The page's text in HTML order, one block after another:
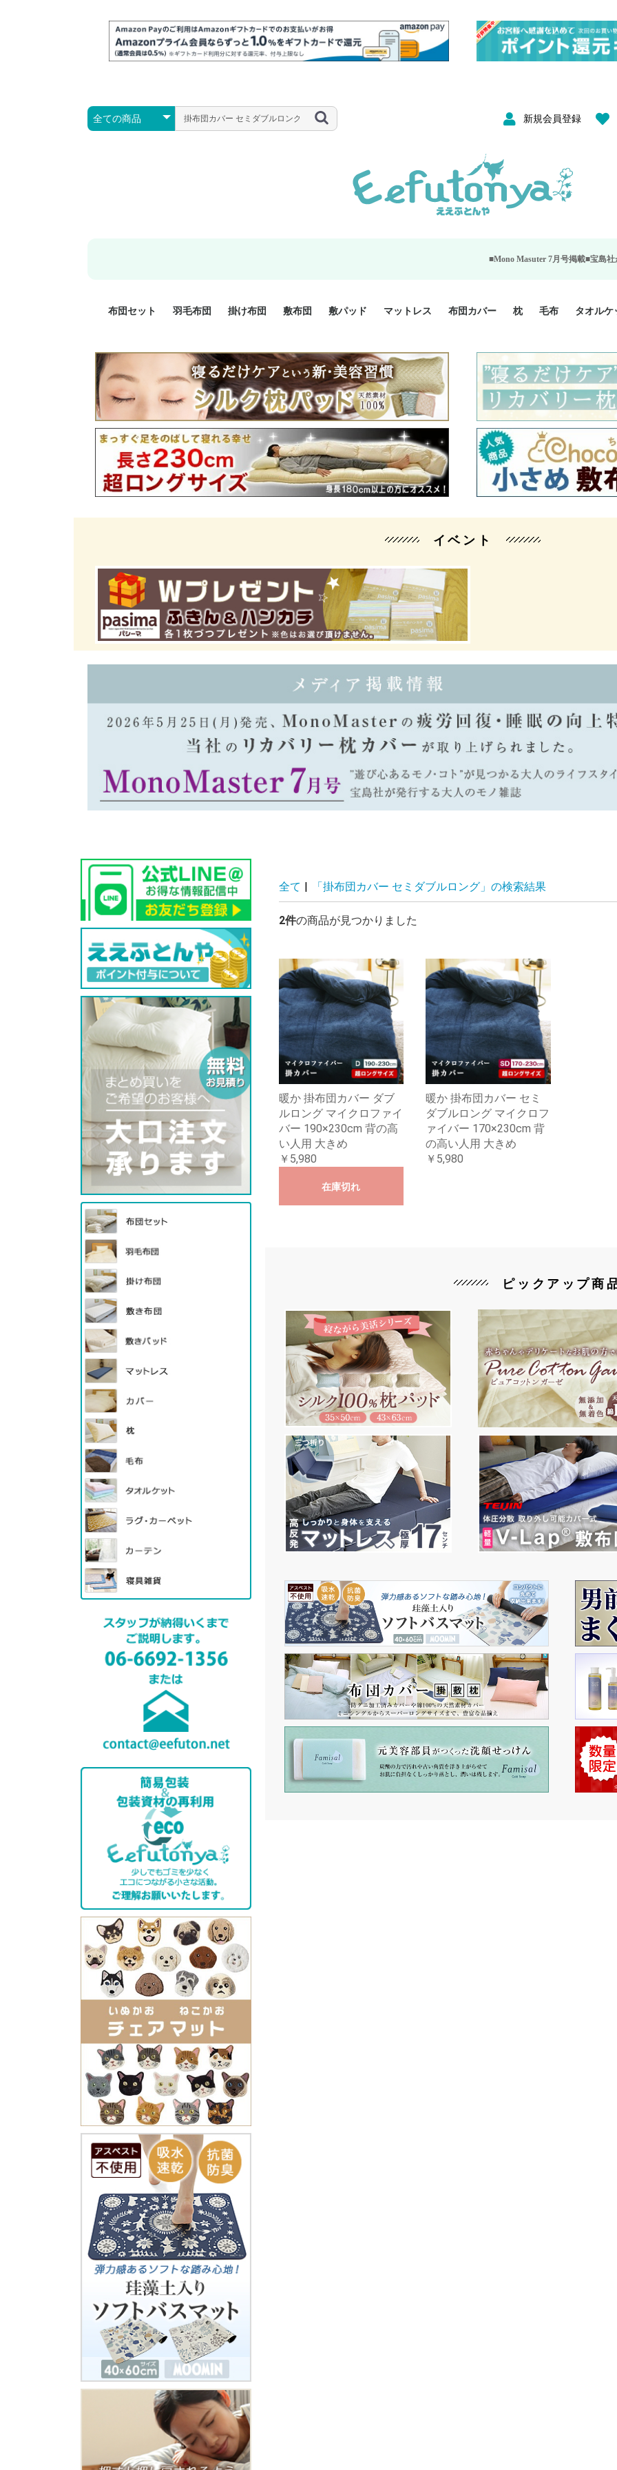
新規会員登録
■Mono Masuter 7月号掲載■宝島社が発行する大人
布団セット
羽毛布団セット 2点セット
3点セット
4点セット
5点セット
6点セット
エクセルゴールド
ロイヤルゴールド
マザーダックダウン
小さい布団セット
大きい布団セット
掛け布団セット 2点セット
3点セット
4点セット
6点セット
敷布団セット 2点セット
3点セット
羽毛布団
プレミアムゴールド
ロイヤルゴールド
エクセルゴールド
ニューゴールド
マザーダックダウン
マザーグースダウン
スーパーロングサイズ
洗える羽毛布団
肌掛け布団
掛け布団
防ダニ掛け布団
洗える掛け布団
小さい掛け布団
大きい掛け布団
肌掛け布団
敷布団
防ダニ敷布団
小さい敷布団 70cm幅 ミニシングル
75cm幅 ショートセミシ
ングル
80cm幅 セミシングル
大きい敷布団
機能性敷布団
敷パッド
シングルサイズ敷パッド
小さい敷パッド
大きい敷パッド
シルク敷パッド
枕パッド
シルク枕パッド
除湿シート
接触冷感パッド
暖かパッド
ガーゼケット
オーガニックコットン
ベッドパッド
パッドセット
マットレス 布団カバー
掛け布団カバー ジュ
シン
シン
カバー
セミ
ー
ダブ
ダブ
バー
クィ
暖か
敷布団カバー ジュ
セミ
ー
シン
シン
バー
ダブ
枕カバー シル
BOXシーツ シン
シン
ツ
セミ
ダブ
スー
ツ
防ダニカバー
クッションカバー
オーガニックコットン
カバーセット カバ
カバ
枕
小さめ 35×50cm
やや小さめ 35×55cm
普通 43×63cm
大きめ 50×70cm
パイプ枕
高反発枕
低反発枕
機能性枕・その他枕
毛布 タオルケ
ハーフ
シング
セミダ
ダブル
接触冷感
天然素
イベント
全て | 「掛布団カバー セミダブルロング」の検索結果
2件の商品が見つかりました
暖か 掛布団カバー ダブ
ルロング マイクロファイ
バー 190×230cm 背の高
い人用 大きめ
￥5,980
在庫切れ
暖か 掛布団カバー セミ
ダブルロング マイクロフ
ァイバー 170×230cm 背
の高い人用 大きめ
￥5,980
ピックアップ商